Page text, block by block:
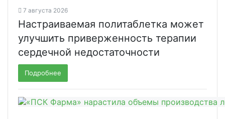
7 августа 2026
Настраиваемая политаблетка может
улучшить приверженность терапии
сердечной недостаточности
Подробнее